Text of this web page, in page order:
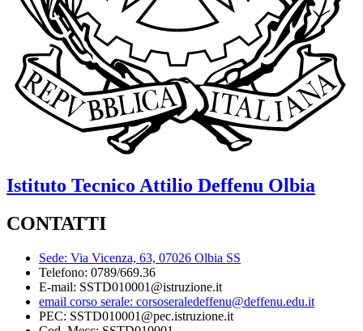
Istituto Tecnico Attilio Deffenu Olbia
CONTATTI
Sede: Via Vicenza, 63, 07026 Olbia SS
Telefono: 0789/669.36
E-mail: SSTD010001@istruzione.it
email corso serale: corsoseraledeffenu@deffenu.edu.it
PEC: SSTD010001@pec.istruzione.it